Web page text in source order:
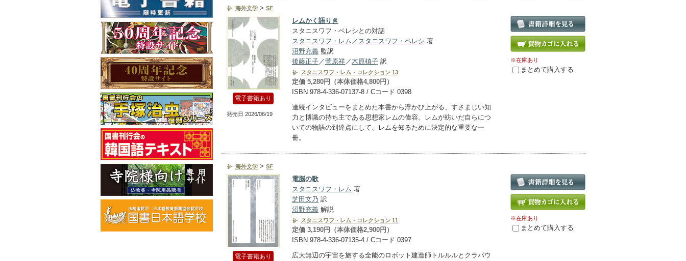
海外文学 > SF
電子書籍あり
発売日 2026/06/19
レムかく語りき
スタニスワフ・ベレシとの対話
スタニスワフ・レム ／ スタニスワフ・ベレシ 著
沼野充義 監訳
後藤正子／菅原祥／木原槙子 訳
スタニスワフ・レム・コレクション 13
定価 5,280円（本体価格4,800円）
ISBN 978-4-336-07137-8 / Cコード 0398
連続インタビューをまとめた本書から浮かび上がる、すさまじい知
力と博識の持ち主である思想家レムの偉容。レムが紡いだ自らにつ
いての物語の到達点にして、レムを知るために決定的な重要な一
冊。
※在庫あり
まとめて購入する
海外文学 > SF
電子書籍あり
電脳の歌
スタニスワフ・レム 著
芝田文乃 訳
沼野充義 解説
スタニスワフ・レム・コレクション 11
定価 3,190円（本体価格2,900円）
ISBN 978-4-336-07135-4 / Cコード 0397
広大無辺の宇宙を旅する全能のロボット建造師トルルルとクラパウ
※在庫あり
まとめて購入する